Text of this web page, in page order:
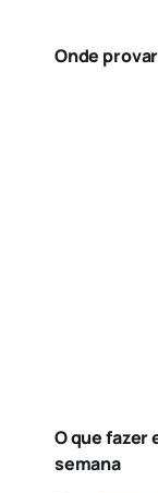
Onde
O que fazer
semana